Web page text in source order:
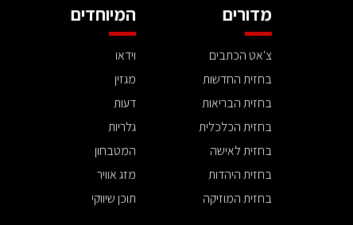
מדורים
צ'אט הכתבים
בחזית החדשות
בחזית הבריאות
בחזית הכלכלית
בחזית לאישה
בחזית היהדות
בחזית המוזיקה
המיוחדים
וידאו
מגזין
דעות
גלריות
המטבחון
מזג אוויר
תוכן שיווקי